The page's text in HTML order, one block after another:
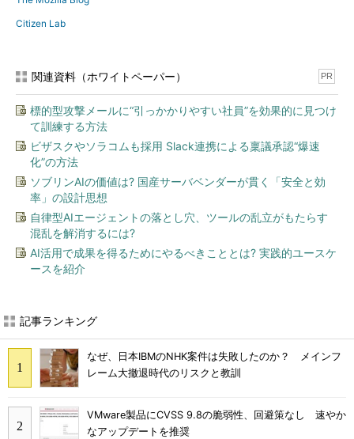
Citizen Lab
関連資料（ホワイトペーパー） PR
標的型攻撃メールに“引っかかりやすい社員”を効果的に見つけ
て訓練する方法
ビザスクやソラコムも採用 Slack連携による稟議承認“爆速
化”の方法
ソブリンAIの価値は? 国産サーバベンダーが貫く「安全と効
率」の設計思想
自律型AIエージェントの落とし穴、ツールの乱立がもたらす
混乱を解消するには?
AI活用で成果を得るためにやるべきこととは? 実践的ユースケ
ースを紹介
記事ランキング
なぜ、日本IBMのNHK案件は失敗したのか？ メインフ
レーム大撤退時代のリスクと教訓
VMware製品にCVSS 9.8の脆弱性、回避策なし 速やか
なアップデートを推奨